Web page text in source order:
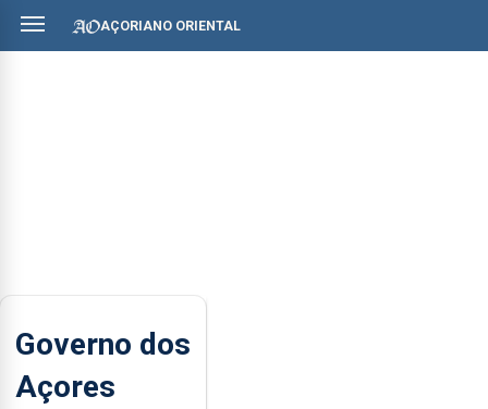
AÇORIANO ORIENTAL
Governo dos
Açores